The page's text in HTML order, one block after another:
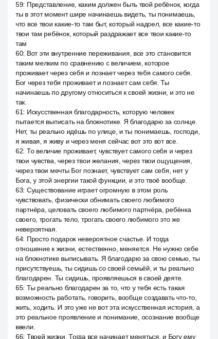
59: Представление, каким должен быть твой ребёнок, когда
ты в этот момент шире начинаешь видеть, ты понимаешь,
что все твои какие-то там быт, который надоел, все какие-то
твои там ребёнок, который раздражает все твои какие-то
там
60: Вот эти внутренние переживания, все это становится
таким мелким по сравнению с величием, которое
проживает через себя и познает через тебя самого себя.
Бог через тебя проживает и познает сам себя. Ты
начинаешь по другому относиться к своей жизни, и это не
так.
61: Искусственная благодарность, которую человек
пытается выписать на блокнотике. Я благодарю за солнце.
Нет, ты реально идёшь по улице, и ты понимаешь, господи,
я живая, я живу и через меня сейчас вот это вот все.
62: То величие проживает, чувствует самого себя и через
твои чувства, через твои желания, через твои ощущения,
через твои мечты Бог познает, чувствует сам себя, нет у
Бога, у этой энергии такой функции, и это твоё вообще.
63: Существование играет огромную в этом роль
чувствовать, физически обнимать своего любимого
партнёра, целовать своего любимого партнёра, ребёнка
своего, трогать тело, трогать своего любимого это же
невероятная.
64: Просто подарок невероятное счастье. И тогда
отношение к жизни, естественно, меняется. Не нужно себе
на блокнотике выписывать. Я благодарю за свою семью, ты
присутствуешь, ты сидишь со своей семьёй, и ты реально
благодарен. Ты сидишь, проявляешься в своей деяте.
65: Ты реально благодарен за то, что у тебя есть такая
возможность работать, говорить, вообще создавать что-то,
жить, ходить. И это уже не вот эта искусственная история, а
это реальное проявление и понимание, осознание вообще
ввели.
66: Твоей жизни. Тогда все начинает меняться, и Богу ему